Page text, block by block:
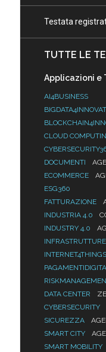
Testata
TUTTE LE
Applicazioni e
AI4BUSINESS
CLOUD
DOCUMENTI
ECOMMERCE
ESG360
FATTURAZIONE
INDUSTRIA 4.0
INDUSTRY 4.0
INFRASTRUTTURE
INTERNET4THINGS
DATA CENTER
CYBERSECURITY
SICUREZZA
SMART CITY
SMART MOBILITY